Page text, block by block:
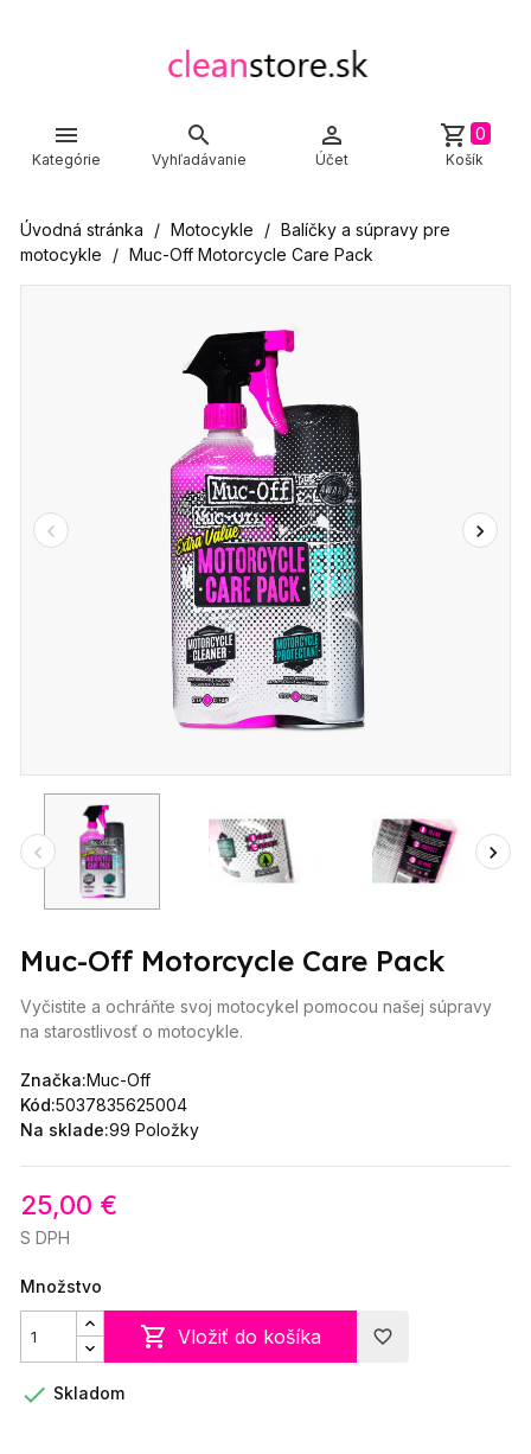

Kategórie

Vyhľadávanie

Účet
shopping_cart 0
Košík
Úvodná stránka Motocykle
Balíčky a súpravy pre
motocykle
Muc-Off Motorcycle Care Pack
Muc-Off Motorcycle Care Pack
Vyčistite a ochráňte svoj motocykel pomocou našej súpravy
na starostlivosť o motocykle.
Značka:Muc-Off
Kód:5037835625004
Na sklade:99 Položky
25,00 €
S DPH
Množstvo
 Vložiť do košíka favorite_border
 Skladom